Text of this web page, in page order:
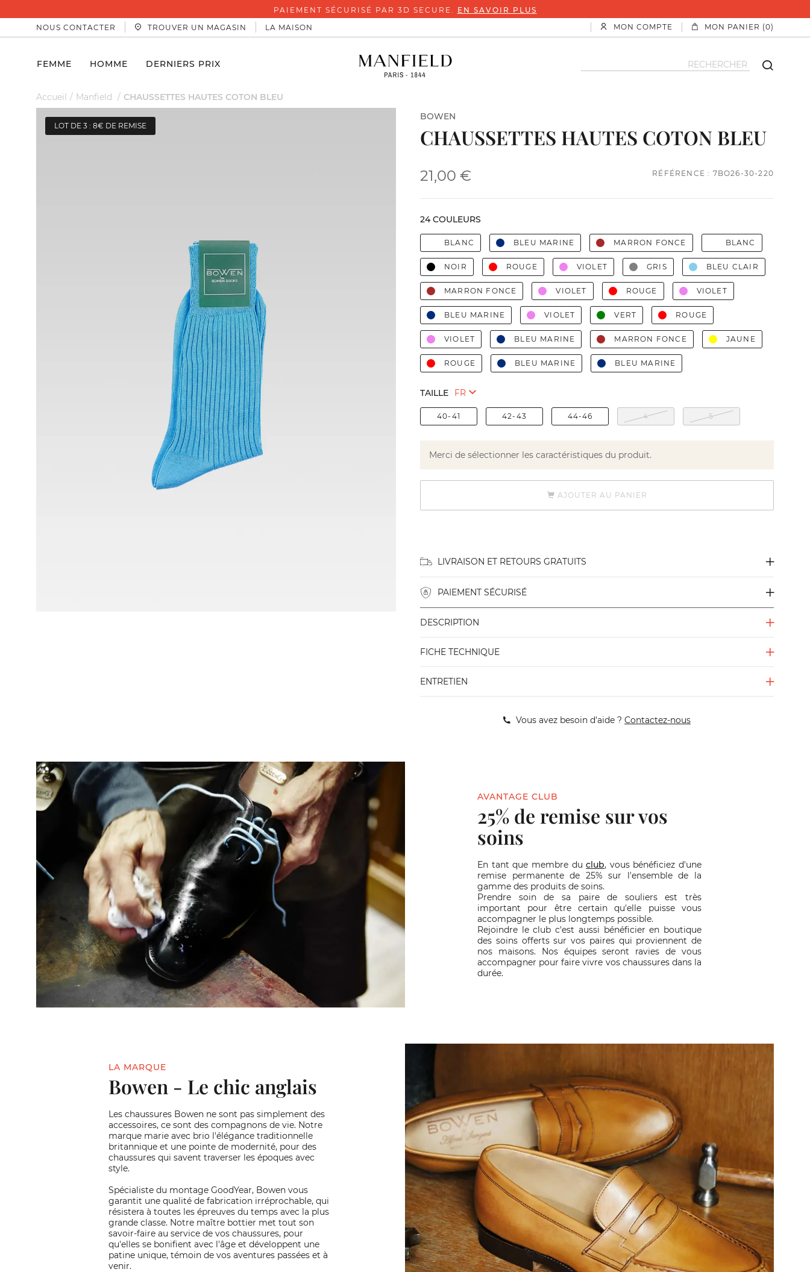
PAIEMENT SÉCURISÉ PAR 3D SECURE. EN SAVOIR PLUS
NOUS CONTACTER
TROUVER UN MAGASIN LA MAISON MON COMPTE MON PANIER (0)
FEMME HOMME DERNIERS PRIX
Accueil Manfield CHAUSSETTES HAUTES COTON BLEU
LOT DE 3 : 8€ DE REMISE
BOWEN
CHAUSSETTES HAUTES COTON BLEU
21,00 € RÉFÉRENCE : 7BO26-30-220
24 COULEURS
BLANC BLEU MARINE MARRON FONCE BLANC
NOIR ROUGE VIOLET GRIS BLEU CLAIR
MARRON FONCE VIOLET ROUGE VIOLET
BLEU MARINE VIOLET VERT ROUGE
VIOLET BLEU MARINE MARRON FONCE JAUNE
ROUGE BLEU MARINE BLEU MARINE
TAILLE
40-41 42-43 44-46 4 5
Merci de sélectionner les caractéristiques du produit.
AJOUTER AU PANIER
LIVRAISON ET RETOURS GRATUITS
PAIEMENT SÉCURISÉ
DESCRIPTION
FICHE TECHNIQUE
ENTRETIEN
Vous avez besoin d'aide ? Contactez-nous
AVANTAGE CLUB
25% de remise sur vos
soins
En tant que membre duclub, vous bénéficiez d'une
remise permanente de 25% sur l'ensemble de la
gamme des produits de soins.
Prendre soin de sa paire de souliers est très
important pour être certain qu'elle puisse vous
accompagner le plus longtemps possible.
Rejoindre le club c'est aussi bénéficier en boutique
des soins offerts sur vos paires qui proviennent de
nos maisons. Nos équipes seront ravies de vous
accompagner pour faire vivre vos chaussures dans la
durée.
LA MARQUE
Bowen - Le chic anglais
Les chaussures Bowen ne sont pas simplement des
accessoires, ce sont des compagnons de vie. Notre
marque marie avec brio l'élégance traditionnelle
britannique et une pointe de modernité, pour des
chaussures qui savent traverser les époques avec
style.
Spécialiste du montage GoodYear, Bowen vous
garantit une qualité de fabrication irréprochable, qui
résistera à toutes les épreuves du temps avec la plus
grande classe. Notre maître bottier met tout son
savoir-faire au service de vos chaussures, pour
qu'elles se bonifient avec l'âge et développent une
patine unique, témoin de vos aventures passées et à
venir.